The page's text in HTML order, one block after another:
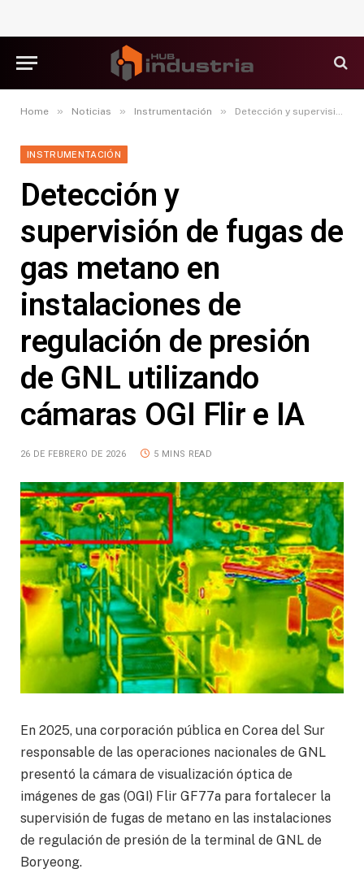
Home » Noticias » Instrumentación » Detección y supervisión de fugas de gas metano en instalaciones de regulación de presión de GNL utilizando cámaras OGI Flir e IA
INSTRUMENTACIÓN
Detección y
supervisión de fugas de
gas metano en
instalaciones de
regulación de presión
de GNL utilizando
cámaras OGI Flir e IA
26 DE FEBRERO DE 2026 5 MINS READ
En 2025, una corporación pública en Corea del Sur
responsable de las operaciones nacionales de GNL
presentó la cámara de visualización óptica de
imágenes de gas (OGI) Flir GF77a para fortalecer la
supervisión de fugas de metano en las instalaciones
de regulación de presión de la terminal de GNL de
Boryeong.